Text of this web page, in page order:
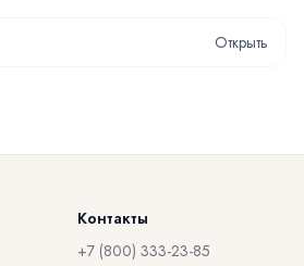
Открыть
Контакты
+7 (800) 333-23-85